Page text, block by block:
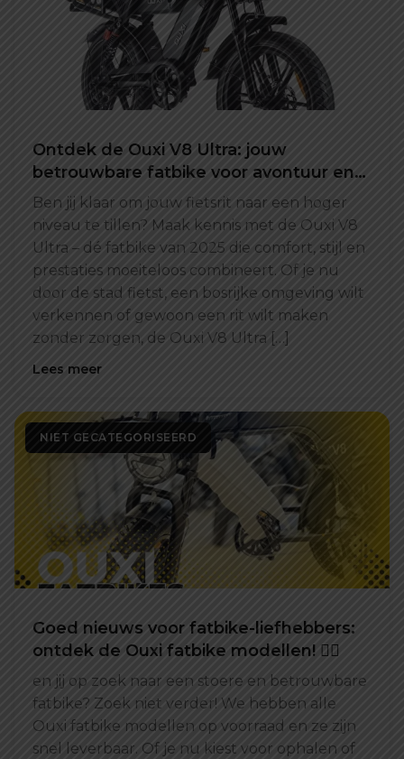
Ontdek de Ouxi V8 Ultra: jouw
betrouwbare fatbike voor avontuur en
gemak
Ben jij klaar om jouw fietsrit naar een hoger
niveau te tillen? Maak kennis met de Ouxi V8
Ultra – dé fatbike van 2025 die comfort, stijl en
prestaties moeiteloos combineert. Of je nu
door de stad fietst, een bosrijke omgeving wilt
verkennen of gewoon een rit wilt maken
zonder zorgen, de Ouxi V8 Ultra […]
Lees meer
NIET GECATEGORISEERD
Goed nieuws voor fatbike-liefhebbers:
ontdek de Ouxi fatbike modellen! 🚴‍♂️
en jij op zoek naar een stoere en betrouwbare
fatbike? Zoek niet verder! We hebben alle
Ouxi fatbike modellen op voorraad en ze zijn
snel leverbaar. Of je nu kiest voor ophalen of